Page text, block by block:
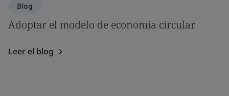
Blog
Adoptar el modelo de economía circular
Leer el blog